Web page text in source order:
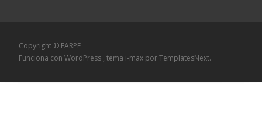
Copyright © FARPE
Funciona con WordPress , tema i-max por TemplatesNext.